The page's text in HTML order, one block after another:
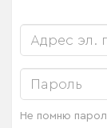
Не помню